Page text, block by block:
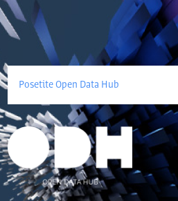
Posetite Open Data Hub